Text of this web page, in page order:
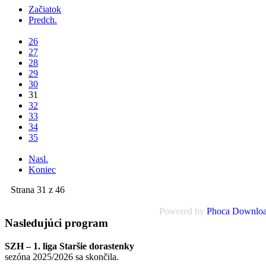
Začiatok
Predch.
26
27
28
29
30
31
32
33
34
35
Nasl.
Koniec
Strana 31 z 46
Powered by Phoca
Nasledujúci program
SZH – 1. liga Staršie dorastenky
sezóna 2025/2026 sa skončila.